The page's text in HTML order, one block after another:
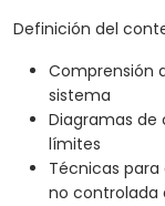
Definición del
Comprensión
sistema
Diagramas de
límites
Técnicas
no controlada